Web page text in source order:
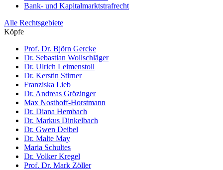
Bank- und Kapitalmarktstrafrecht
Alle Rechtsgebiete
Köpfe
Prof. Dr. Björn Gercke
Dr. Sebastian Wollschläger
Dr. Ulrich Leimenstoll
Dr. Kerstin Stirner
Franziska Lieb
Dr. Andreas Grözinger
Max Nosthoff-Horstmann
Dr. Diana Hembach
Dr. Markus Dinkelbach
Dr. Gwen Deibel
Dr. Malte May
Maria Schultes
Dr. Volker Kregel
Prof. Dr. Mark Zöller